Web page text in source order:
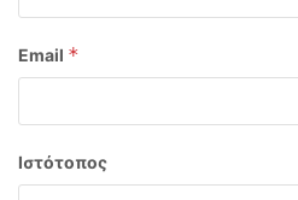
Email *
Ιστότοπος